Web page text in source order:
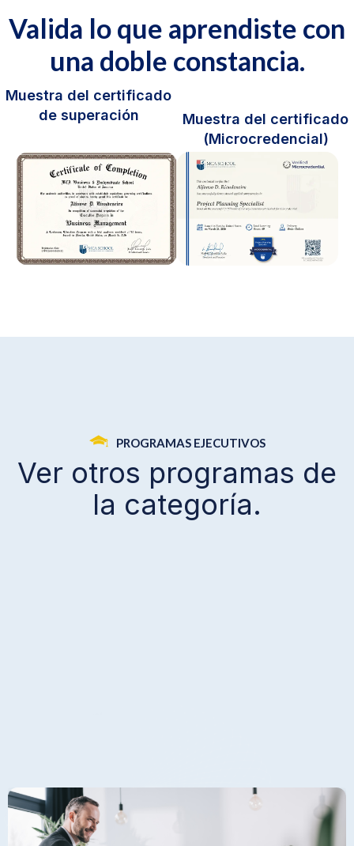
Valida loque aprendiste con
una doble constancia.
Muestra del certificado
de superación
Muestra del certificado
(Microcredencial)
PROGRAMAS EJECUTIVOS
Ver otros programas de
la categoría.